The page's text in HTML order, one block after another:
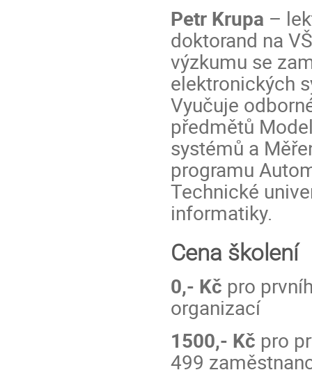
Petr Krupa –
doktorand na
výzkumu se
elektronických
Vyučuje
předmětů
systémů a
programu
Technické
informatiky.
Cena školení
0,- Kč pro
organizací
1500,- Kč pro
499